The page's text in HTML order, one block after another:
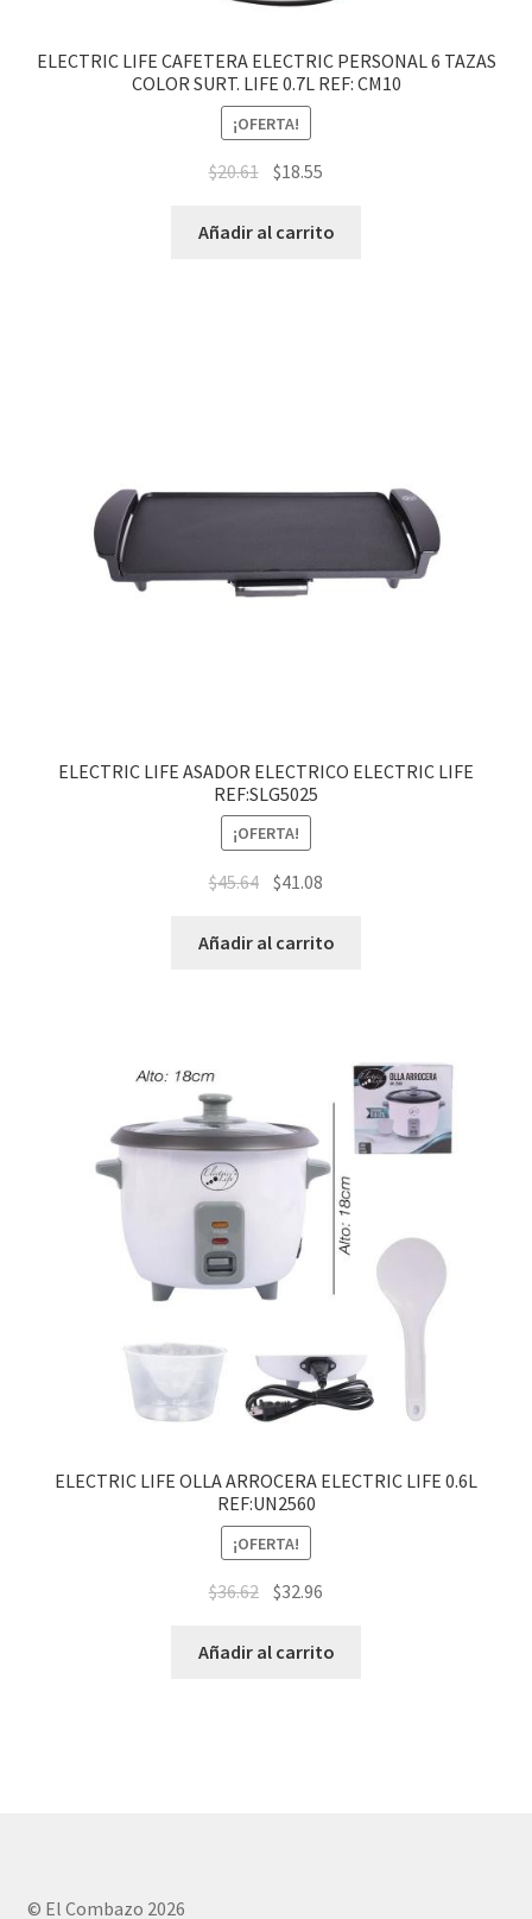
ELECTRIC LIFE CAFETERA ELECTRIC PERSONAL 6 TAZAS
COLOR SURT. LIFE 0.7L REF: CM10
¡OFERTA!
$20.61 $18.55
Añadir al carrito
ELECTRIC LIFE ASADOR ELECTRICO ELECTRIC LIFE
REF:SLG5025
¡OFERTA!
$45.64 $41.08
Añadir al carrito
ELECTRIC LIFE OLLA ARROCERA ELECTRIC LIFE 0.6L
REF:UN2560
¡OFERTA!
$36.62 $32.96
Añadir al carrito
© El Combazo 2026